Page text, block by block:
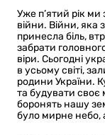
Уже п’ятий рік ми
війни. Війни, яка
принесла біль,
забрати
віри. Сьогодні
в усьому світі,
родини України.
та будувати своє
боронять нашу
було мирне небо,